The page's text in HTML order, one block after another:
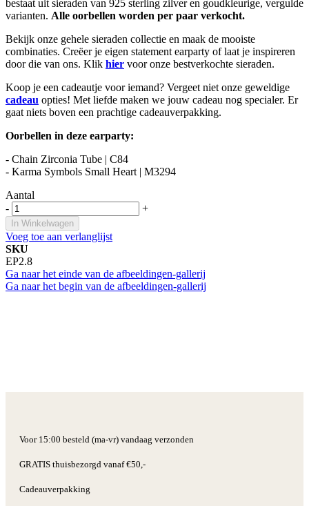
bestaat uit sieraden van 925 sterling zilver en goudkleurige, vergulde
varianten. Alle oorbellen worden per paar verkocht.
Bekijk onze gehele sieraden collectie en maak de mooiste
combinaties. Creëer je eigen statement earparty of laat je inspireren
door die van ons. Klik hier voor onze bestverkochte sieraden.
Koop je een cadeautje voor iemand? Vergeet niet onze geweldige
cadeau opties! Met liefde maken we jouw cadeau nog specialer. Er
gaat niets boven een prachtige cadeauverpakking.
Oorbellen in deze earparty:
- Chain Zirconia Tube | C84
- Karma Symbols Small Heart | M3294
Aantal
-
+
In Winkelwagen
Voeg toe aan verlanglijst
SKU
EP2.8
Ga naar het einde van de afbeeldingen-gallerij
Ga naar het begin van de afbeeldingen-gallerij
Voor 15:00 besteld (ma-vr) vandaag verzonden
GRATIS thuisbezorgd vanaf €50,-
Cadeauverpakking